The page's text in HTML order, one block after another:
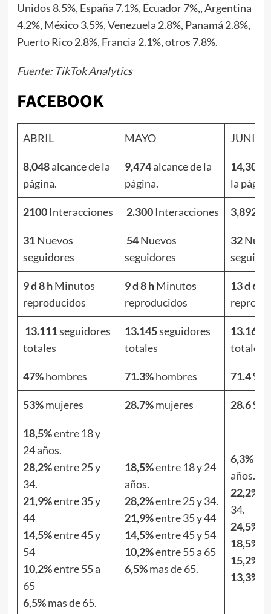
Unidos 8.5%, España 7.1%, Ecuador 7%,, Argentina
4.2%, México 3.5%, Venezuela 2.8%, Panamá 2.8%,
Puerto Rico 2.8%, Francia 2.1%, otros 7.8%.
Fuente: TikTok Analytics
FACEBOOK
ABRIL MAYO JUNIO
8,048alcance de la
página.
9,474alcance de la
página.
14,304
la
2100Interacciones 2.300 Interacciones 3,892
31Nuevos
seguidores
54Nuevos
seguidores
32
9 d 8 hMinutos
reproducidos
9 d 8 hMinutos
reproducidos
13 d 6 h
13.111seguidores
totales
13.145seguidores
totales
13.160
totales
47%hombres 71.3%hombres 71.4 %
53%mujeres 28.7%mujeres 28.6 %
18,5%entre 18 y
24 años.
28,2%entre 25 y
34.
21,9%entre 35 y
44
14,5%entre 45 y
54
10,2%entre 55 a
65
6,5%mas de 65.
18,5%entre 18 y 24
años.
28,2%entre 25 y 34.
21,9%entre 35 y 44
14,5%entre 45 y 54
10,2%entre 55 a 65
6,5%mas de 65.
6,3%
años.
22,2%
34.
24,5%
18,5%
15,2%
13,3%